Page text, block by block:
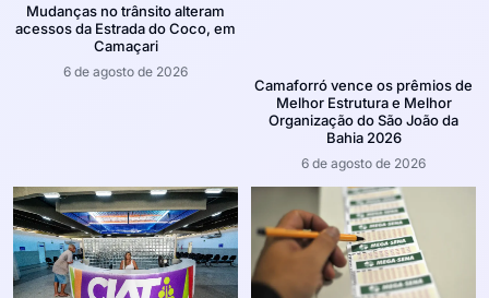
Mudanças no trânsito alteram
acessos da Estrada do Coco, em
Camaçari
6 de agosto de 2026
Camaforró vence os prêmios de
Melhor Estrutura e Melhor
Organização do São João da
Bahia 2026
6 de agosto de 2026